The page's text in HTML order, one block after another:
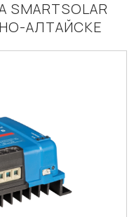
АЛТАЙСКЕ